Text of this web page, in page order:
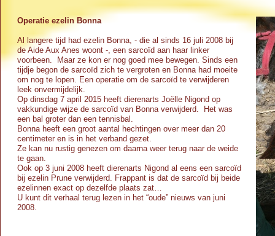
Operatie ezelin Bonna
Al langere tijd had ezelin Bonna, - die al sinds 16 juli 2008 bij
de Aide Aux Anes woont -, een sarcoïd aan haar linker
voorbeen. Maar ze kon er nog goed mee bewegen. Sinds een
tijdje begon de sarcoïd zich te vergroten en Bonna had moeite
om nog te lopen. Een operatie om de sarcoïd te verwijderen
leek onvermijdelijk.
Op dinsdag 7 april 2015 heeft dierenarts Joëlle Nigond op
vakkundige wijze de sarcoïd van Bonna verwijderd. Het was
een bal groter dan een tennisbal.
Bonna heeft een groot aantal hechtingen over meer dan 20
centimeter en is in het verband gezet.
Ze kan nu rustig genezen om daarna weer terug naar de weide
te gaan.
Ook op 3 juni 2008 heeft dierenarts Nigond al eens een sarcoïd
bij ezelin Prune verwijderd. Frappant is dat de sarcoïd bij beide
ezelinnen exact op dezelfde plaats zat…
U kunt dit verhaal terug lezen in het “oude” nieuws van juni
2008.